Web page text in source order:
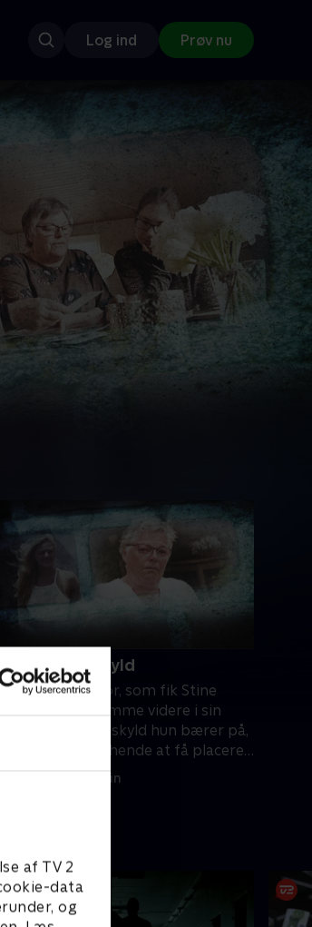
af TV 2
data
og
Log ind Prøv nu
Ansvar og skyld
var Stines mor, som fik Stine
For at komme videre i sin
og med den skyld hun bærer på,
det vigtigt for hende at få placeret
juni 2024 • 19 min